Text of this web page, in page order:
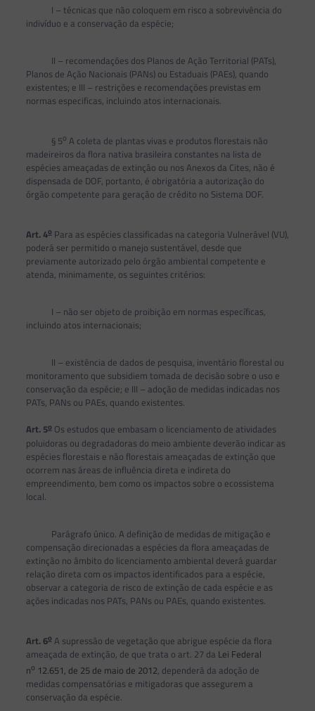
I – técnicas que não coloquem em risco a sobrevivência do
indivíduo e a conservação da espécie;
II – recomendações dos Planos de Ação Territorial (PATs),
Planos de Ação Nacionais (PANs) ou Estaduais (PAEs), quando
existentes; e III – restrições e recomendações previstas em
normas especificas, incluindo atos internacionais.
§ 5o A coleta de plantas vivas e produtos florestais não
madeireiros da flora nativa brasileira constantes na lista de
espécies ameaçadas de extinção ou nos Anexos da Cites, não é
dispensada de DOF, portanto, é obrigatória a autorização do
órgão competente para geração de crédito no Sistema DOF.
Art. 4oPara as espécies classificadas na categoria Vulnerável (VU),
poderá ser permitido o manejo sustentável, desde que
previamente autorizado pelo órgão ambiental competente e
atenda, minimamente, os seguintes critérios:
I – não ser objeto de proibição em normas específicas,
incluindo atos internacionais;
II – existência de dados de pesquisa, inventário florestal ou
monitoramento que subsidiem tomada de decisão sobre o uso e
conservação da espécie; e III – adoção de medidas indicadas nos
PATs, PANs ou PAEs, quando existentes.
Art. 5oOs estudos que embasam o licenciamento de atividades
poluidoras ou degradadoras do meio ambiente deverão indicar as
espécies florestais e não florestais ameaçadas de extinção que
ocorrem nas áreas de influência direta e indireta do
empreendimento, bem como os impactos sobre o ecossistema
local.
Parágrafo único. A definição de medidas de mitigação e
compensação direcionadas a espécies da flora ameaçadas de
extinção no âmbito do licenciamento ambiental deverá guardar
relação direta com os impactos identificados para a espécie,
observar a categoria de risco de extinção de cada espécie e as
ações indicadas nos PATs, PANs ou PAEs, quando existentes.
Art. 6oA supressão de vegetação que abrigue espécie da flora
ameaçada de extinção, de que trata o art. 27 da Lei Federal
no 12.651, de 25 de maio de 2012, dependerá da adoção de
medidas compensatórias e mitigadoras que assegurem a
conservação da espécie.